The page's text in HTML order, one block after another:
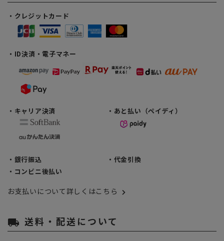
・クレジットカード
・ID決済・電子マネー
・キャリア決済 ・あと払い（ペイディ）
・銀行振込
・代金引換
・コンビニ後払い
お支払いについて詳しくはこちら
local_shipping 送料・配送について